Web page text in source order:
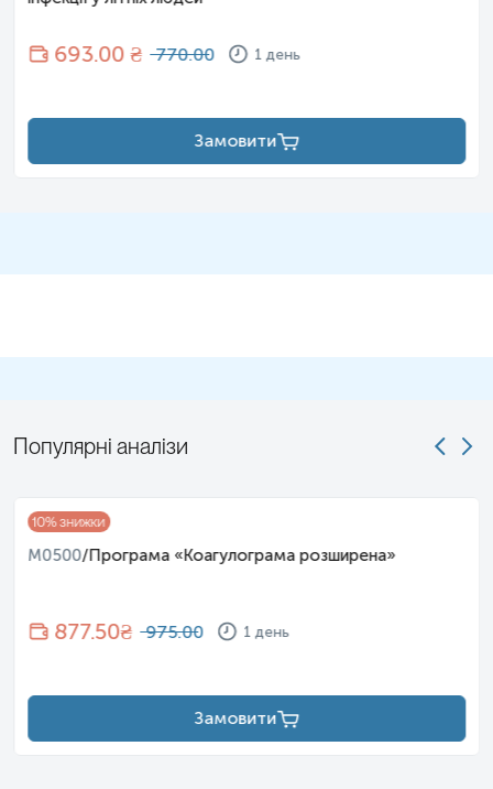
693.00 ₴ 770.00 1 день
Замовити
Популярні аналізи
10% знижки
M0500/Програма «Коагулограма розширена»
877.50₴ 975.00 1 день
Замовити